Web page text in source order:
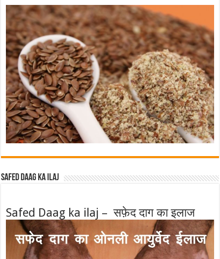
Safed Daag ka ilaj
Safed Daag ka ilaj – सफ़ेद दाग का इलाज